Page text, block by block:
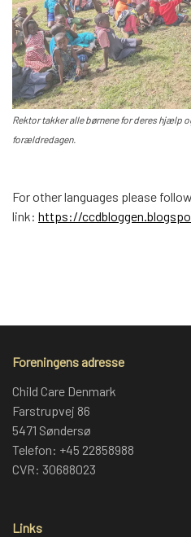
Rektor takker alle børnene for deres hjælp
forældredagen.
For other languages please
link: https://
Foreningens adresse
Child Care Denmark
Farstrupvej 86
5471 Søndersø
Telefon: +45 22858988
CVR: 30688023
Links